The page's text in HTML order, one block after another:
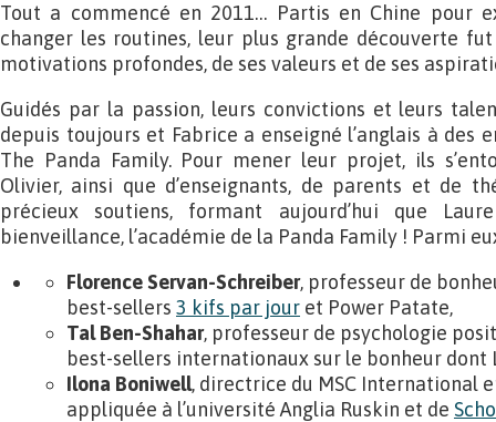
Tout a commencé en 2011… Partis en Chine pour
changer les routines, leur plus grande découverte
motivations profondes, de ses valeurs et de ses
Guidés par la passion, leurs convictions et leurs
depuis toujours et Fabrice a enseigné l’anglais à des
The Panda Family. Pour mener leur projet, ils
Olivier, ainsi que d’enseignants, de parents et de
précieux soutiens, formant aujourd’hui que
bienveillance, l’académie de la Panda Family ! Parmi
Florence Servan-Schreiber, professeur de
best-sellers 3 kifs par jour et Power Patate,
Tal Ben-Shahar, professeur de psychologie
best-sellers internationaux sur le bonheur dont
Ilona Boniwell, directrice du MSC International
appliquée à l’université Anglia Ruskin et de